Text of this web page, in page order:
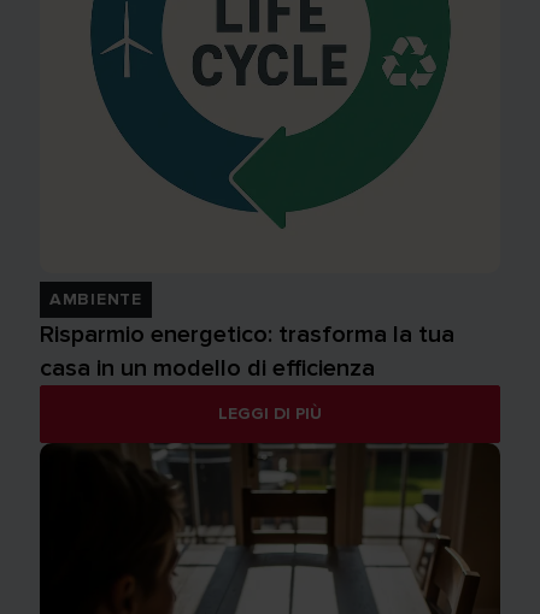
AMBIENTE
Risparmio energetico: trasforma la tua
casa in un modello di efficienza
LEGGI DI PIÙ